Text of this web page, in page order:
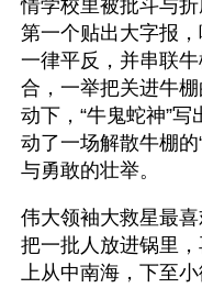
情学校里被批斗与
第一个贴出大字报
一律平反，并串联
合，一举把关进牛
动下，“牛鬼蛇神”
动了一场解散牛棚
与勇敢的壮举。
伟大领袖大救星最
把一批人放进锅里
上从中南海，下至小